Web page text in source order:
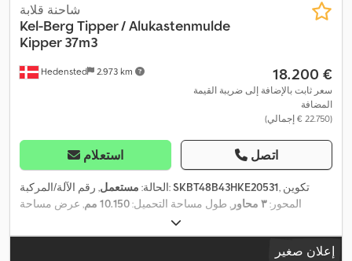
Hedensted 2.973 km
شاحنة قلابة
Kel-Berg Tipper / Alukastenmulde
Kipper 37m3
‏18.200 €
سعر ثابت بالإضافة إلى ضريبة القيمة
المضافة
(‏22.750 € إجمالي)
استعلام اتصل
الحالة: مستعمل , رقم الآلة/المركبة:SKBT48B43HKE20531, تكوين
المحور:٣ محاور , طول مساحة التحميل:10.150 مم
, عرض مساحة
, ارتفاع مساحة التحميل:
إعلان صغير